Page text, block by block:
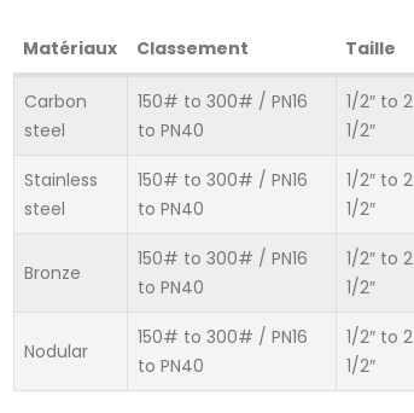
Matériaux Classement Taille
Carbon
steel
150# to 300# / PN16
to PN40
1/2″ to 2
1/2″
Stainless
steel
150# to 300# / PN16
to PN40
1/2″ to 2
1/2″
Bronze
150# to 300# / PN16
to PN40
1/2″ to 2
1/2″
Nodular
150# to 300# / PN16
to PN40
1/2″ to 2
1/2″
désormais revêtue de PTFE
Pare-flammes
contre la pression et le vide
grâce aux soupapes de
23 novembre, 2016